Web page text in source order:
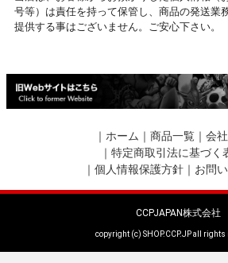
号等）は責任を持って保管し、商品の発送業
提供する事はございません。ご安心下さい。
｜ ホーム ｜ 商品一覧 ｜ 会
｜ 特定商取引法に基づく
｜ 個人情報保護方針 ｜ お問
CCPJAPAN株式会社
copyright (c) SHOP.CCP.JP all rights